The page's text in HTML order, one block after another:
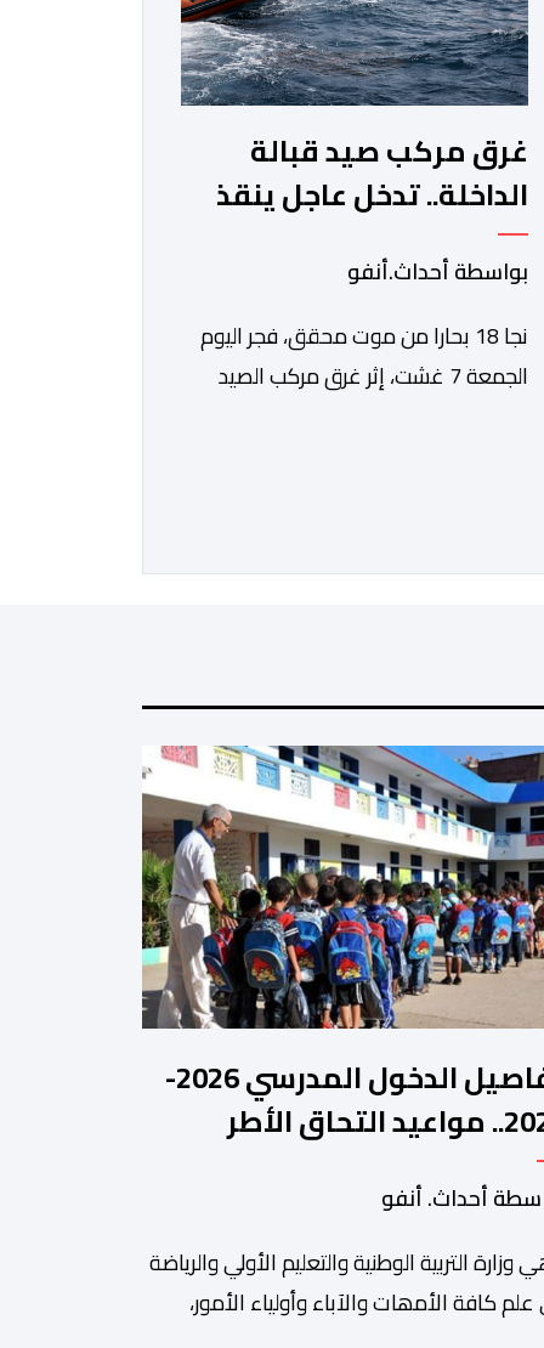
غرق مركب صيد قبالة
الداخلة.. تدخل عاجل ينقذ
18 بحارا من الموت
بواسطة أحداث.أنفو
نجا 18 بحارا من موت محقق، فجر اليوم
الجمعة 7 غشت، إثر غرق مركب الصيد
أثناء مزاولته نشاط الصيد البحري، قبل أن
أبرزالتظاهرات التراثية بالمغرب، والتي تستقطب سنويا
تفاصيل الدخول المدرسي 2026-
2027.. مواعيد التحاق الأطر
بالمؤسسات التعليمية
أحداث. أنفو
وزارة التربیة الوطنیة والتعلیم الأولي والریاضة
علم كافة الأمھات والآباء وأولیاء الأمور،